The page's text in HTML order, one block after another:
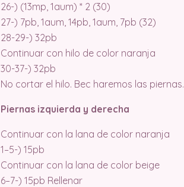
26-) (13mp, 1aum) * 2 (30)
27-) 7pb, 1aum, 14pb, 1aum, 7pb (32)
28-29-) 32pb
Continuar con hilo de color naranja
30-37-) 32pb
No cortar el hilo. Bec haremos las piernas.
Piernas izquierda y derecha
Continuar con la lana de color naranja
1–5-) 15pb
Continuar con la lana de color beige
6–7-) 15pb Rellenar